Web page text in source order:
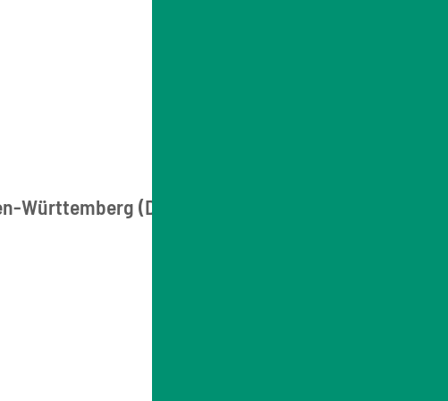
Württemberg (DHBW)